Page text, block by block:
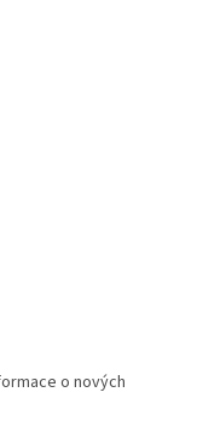
o nových